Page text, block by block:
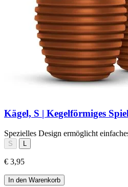
Kägel, S | Kegelförmiges
Spezielles Design ermöglicht
S
€ 3,95
In den Warenkorb